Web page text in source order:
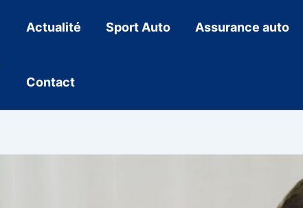
Actualité Sport Auto Assurance auto
Contact